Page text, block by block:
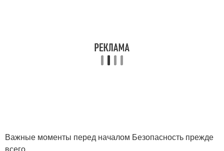
Важные моменты перед началом Безопасность прежде